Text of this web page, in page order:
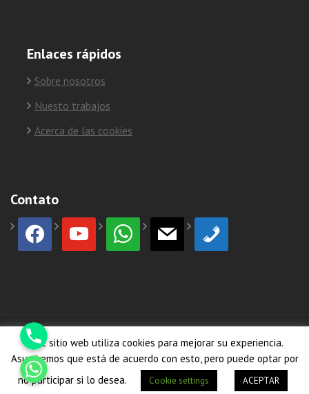
Enlaces rápidos
Sobre nosotros
Nuesto trabajos
Acerca de las cookies
Contato
facebook youtube whatsapp mail phone
© Copyright 2026HormiCosta
Este sitio web utiliza cookies para mejorar su experiencia.
Asumiremos que está de acuerdo con esto, pero puede optar por
no participar si lo desea.
Cookie settings ACEPTAR
Phone
Whatsapp